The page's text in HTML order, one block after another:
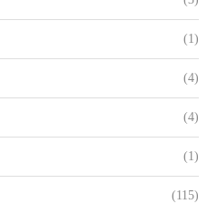
(1)
(4)
(4)
(1)
(115)